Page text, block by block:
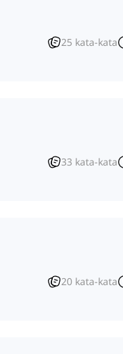
25 kata-kata
33 kata-kata
20 kata-kata